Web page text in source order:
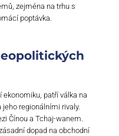
zejména na trhu s
poptávka.
ekonomiku, patří válka na
jeho regionálními rivaly.
Čínou a Tchaj-wanem.
dopad na obchodní